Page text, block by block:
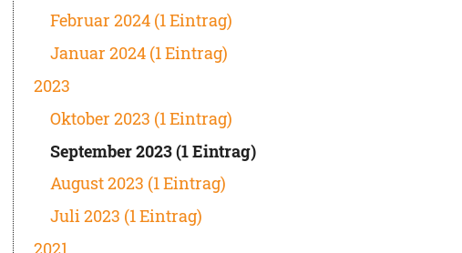
Februar 2024 (1 Eintrag)
Januar 2024 (1 Eintrag)
2023
Oktober 2023 (1 Eintrag)
September 2023 (1 Eintrag)
August 2023 (1 Eintrag)
Juli 2023 (1 Eintrag)